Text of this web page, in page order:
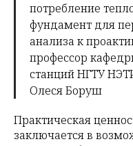
потребление
фундамент для
анализа к
профессор
станций НГТУ
Олеся Боруш
Практическая
заключается в